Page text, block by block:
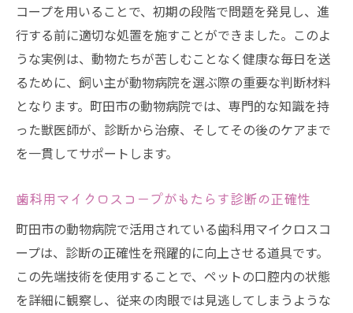
ペットの笑顔を守るための技術
歯科用マイクロスコープの実践事例
動物歯科治療で注目される町田市の動物病院の
選び方
専門性と信頼性を兼ね備えた病院の特徴
動物病院選びのポイントを徹底解説
注目される町田市の動物歯科治療施設
病院選びに役立つ口コミサイトの活用法
地域おすすめの動物病院ランキング
つくし野駅周辺で安心して通える動物病院の特
徴
コープを用いることで、初期の段階で問題を発見し、進
行する前に適切な処置を施すことができました。このよ
うな実例は、動物たちが苦しむことなく健康な毎日を送
るために、飼い主が動物病院を選ぶ際の重要な判断材料
となります。町田市の動物病院では、専門的な知識を持
った獣医師が、診断から治療、そしてその後のケアまで
を一貫してサポートします。
歯科用マイクロスコープがもたらす診断の正確性
町田市の動物病院で活用されている歯科用マイクロスコ
ープは、診断の正確性を飛躍的に向上させる道具です。
この先端技術を使用することで、ペットの口腔内の状態
を詳細に観察し、従来の肉眼では見逃してしまうような